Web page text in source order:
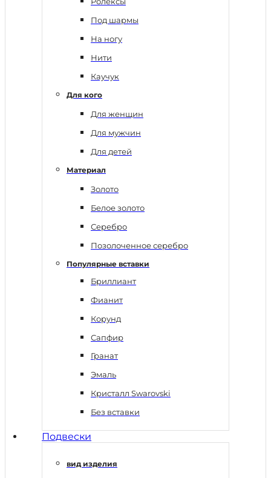
Под шармы
На ногу
Нити
Каучук
Для кого
Для женщин
Для мужчин
Для детей
Материал
Золото
Белое золото
Серебро
Позолоченное серебро
Популярные вставки
Бриллиант
Фианит
Корунд
Сапфир
Гранат
Эмаль
Кристалл Swarovski
Без вставки
Подвески
вид изделия